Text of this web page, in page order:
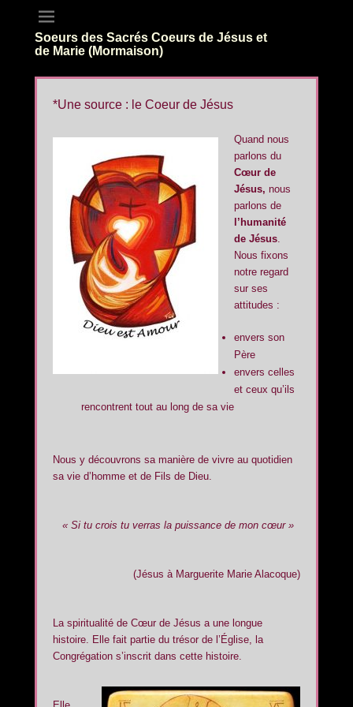
Soeurs des Sacrés Coeurs de Jésus et
de Marie (Mormaison)
*Une source : le Coeur de Jésus
Quand nous
parlons du
Cœur de
Jésus, nous
parlons de
l’humanité
de Jésus.
Nous fixons
notre regard
sur ses
attitudes :
envers son
Père
envers celles
et ceux qu’ils
rencontrent tout au long de sa vie
Nous y découvrons sa manière de vivre au quotidien
sa vie d’homme et de Fils de Dieu.
« Si tu crois tu verras la puissance de mon cœur »
(Jésus à Marguerite Marie Alacoque)
La spiritualité de Cœur de Jésus a une longue
histoire. Elle fait partie du trésor de l’Église, la
Congrégation s’inscrit dans cette histoire.